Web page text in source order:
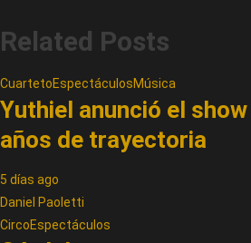
Related Posts
CuartetoEspectáculosMúsica
Yuthiel anunció el
años de trayectoria
5 días ago
Daniel Paoletti
CircoEspectáculos